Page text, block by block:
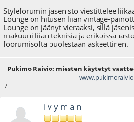
Styleforumin jäsenistö viestittelee
Lounge on hitusen liian vintage-
Lounge on jäänyt vieraaksi, sillä
makuuni liian teknisiä ja
foorumisofta puolestaan askeettinen.
Pukimo Raivio: miesten käytetyt
/
i v y m a n